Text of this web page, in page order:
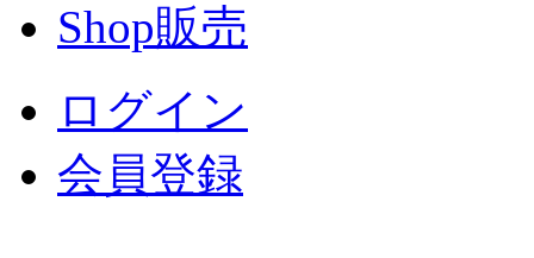
Shop販売
ログイン
会員登録